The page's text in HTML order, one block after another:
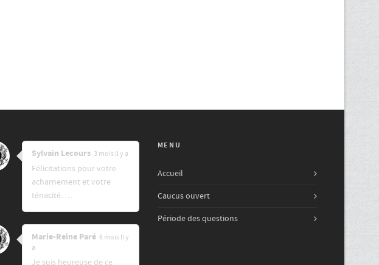
Sylvain Lecours 3 mois ll y a
Félicitations pour votre
acharnement et votre
ténacité. …
Marie-Reine Paré 6 mois ll y
a
Je suis heureuse de ce
MENU
Accueil
Caucus ouvert
Période des questions